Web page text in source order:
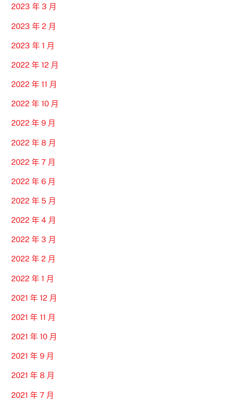
2023 年 3 月
2023 年 2 月
2023 年 1 月
2022 年 12 月
2022 年 11 月
2022 年 10 月
2022 年 9 月
2022 年 8 月
2022 年 7 月
2022 年 6 月
2022 年 5 月
2022 年 4 月
2022 年 3 月
2022 年 2 月
2022 年 1 月
2021 年 12 月
2021 年 11 月
2021 年 10 月
2021 年 9 月
2021 年 8 月
2021 年 7 月